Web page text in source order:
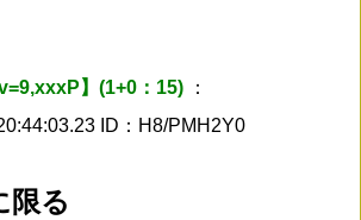
】(1+0：15)
：
ID：H8/PMH2Y0
限る